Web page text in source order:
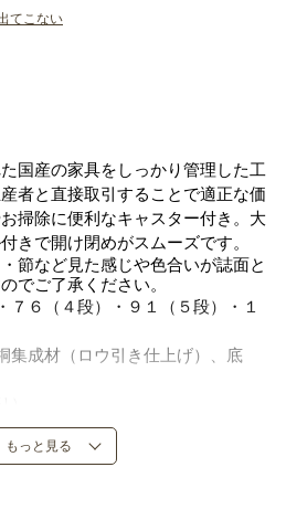
てこない
国産の家具をしっかり管理した工
者と直接取引することで適正な価
掃除に便利なキャスター付き。大
きで開け閉めがスムーズです。
節など見た感じや色合いが誌面と
でご了承ください。
７６（４段）・９１（５段）・１
集成材（ロウ引き仕上げ）、底
もっと見る